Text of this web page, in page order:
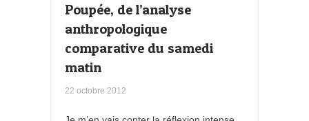
Poupée, de l’analyse
anthropologique
comparative du samedi
matin
22 octobre 2012